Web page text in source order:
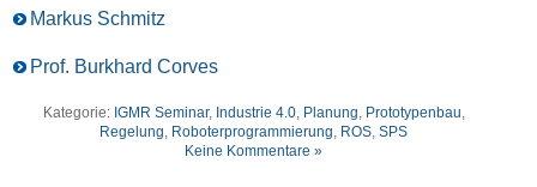
Markus Schmitz
Prof. Burkhard Corves
Kategorie: IGMR Seminar, Industrie 4.0, Planung, Prototypenbau,
Regelung, Roboterprogrammierung, ROS,SPS
Keine Kommentare »